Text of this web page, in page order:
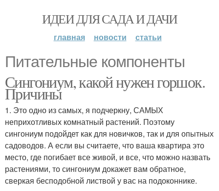
ИДЕИ ДЛЯ САДА И ДАЧИ
главная новости статьи
Питательные компоненты
Сингониум, какой нужен горшок.
Причины
1. Это одно из самых, я подчеркну, САМЫХ
неприхотливых комнатный растений. Поэтому
сингониум подойдет как для новичков, так и для опытных
садоводов. А если вы считаете, что ваша квартира это
место, где погибает все живой, и все, что можно назвать
растениями, то сингониум докажет вам обратное,
сверкая бесподобной листвой у вас на подоконнике.